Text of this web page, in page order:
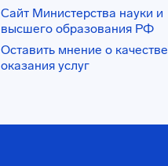
Сайт Министерства науки и
высшего образования РФ
Оставить мнение о качестве
оказания услуг